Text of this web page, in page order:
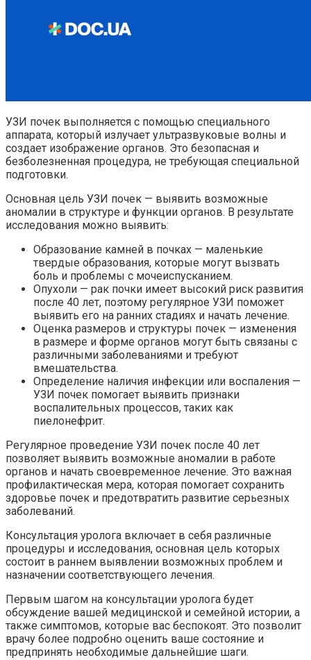
УЗИ почек выполняется с помощью специального
аппарата, который излучает ультразвуковые волны и
создает изображение органов. Это безопасная и
безболезненная процедура, не требующая специальной
подготовки.
Основная цель УЗИ почек — выявить возможные
аномалии в структуре и функции органов. В результате
исследования можно выявить:
Образование камней в почках — маленькие
твердые образования, которые могут вызвать
боль и проблемы с мочеиспусканием.
Опухоли — рак почки имеет высокий риск развития
после 40 лет, поэтому регулярное УЗИ поможет
выявить его на ранних стадиях и начать лечение.
Оценка размеров и структуры почек — изменения
в размере и форме органов могут быть связаны с
различными заболеваниями и требуют
вмешательства.
Определение наличия инфекции или воспаления —
УЗИ почек помогает выявить признаки
воспалительных процессов, таких как
пиелонефрит.
Регулярное проведение УЗИ почек после 40 лет
позволяет выявить возможные аномалии в работе
органов и начать своевременное лечение. Это важная
профилактическая мера, которая помогает сохранить
здоровье почек и предотвратить развитие серьезных
заболеваний.
Консультация уролога включает в себя различные
процедуры и исследования, основная цель которых
состоит в раннем выявлении возможных проблем и
назначении соответствующего лечения.
Первым шагом на консультации уролога будет
обсуждение вашей медицинской и семейной истории, а
также симптомов, которые вас беспокоят. Это позволит
врачу более подробно оценить ваше состояние и
предпринять необходимые дальнейшие шаги.